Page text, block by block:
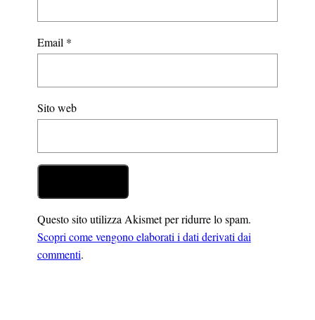
Email *
Sito web
Questo sito utilizza Akismet per ridurre lo spam.
Scopri come vengono elaborati i dati derivati dai
commenti.